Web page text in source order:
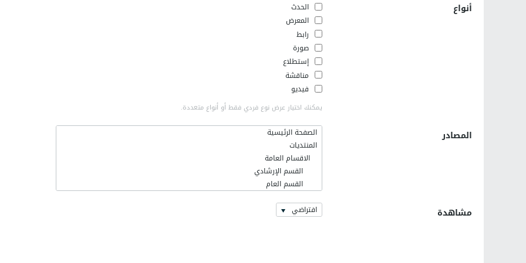
أنواع
الحدث
المعرض
رابط
صورة
إستطلاع
مناقشة
فيديو
يمكنك اختيار عرض نوع فردي فقط أو أنواع متعددة.
المصادر
الصفحة الرئيسية
المنتديات
الاقسام العامة
القسم الإرشادي
القسم العام
اخر الاخبار والتطورات
مشاهدة افتراضي